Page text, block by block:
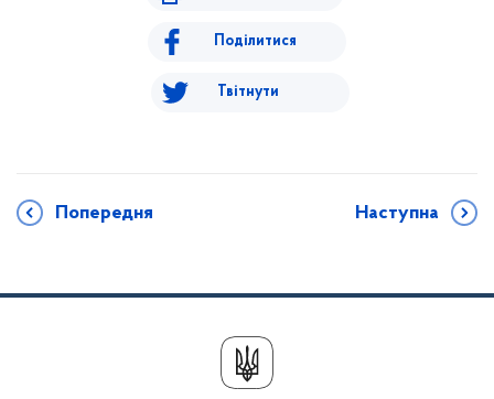
Поділитися
Твітнути
Попередня Наступна